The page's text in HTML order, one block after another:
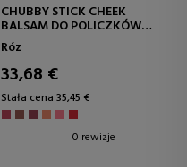
CHUBBY STICK CHEEK
BALSAM DO POLICZKÓW
BARWIĄCY
Róz
33,68 €
Stała cena 35,45 €
0 rewizje